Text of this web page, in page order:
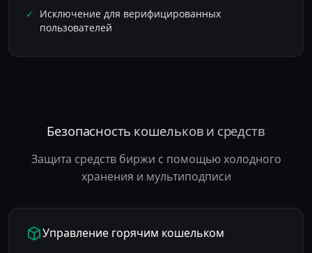
Исключение для верифицированных
пользователей
Безопасность кошельков и средств
Защита средств биржи с помощью холодного
хранения и мультиподписи
Управление горячим кошельком